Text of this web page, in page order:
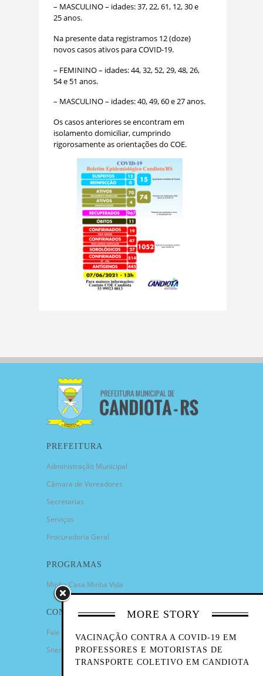
– MASCULINO – idades: 37, 22, 61, 12, 30 e
25 anos.
Na presente data registramos 12 (doze)
novos casos ativos para COVID-19.
– FEMININO – idades: 44, 32, 52, 29, 48, 26,
54 e 51 anos.
– MASCULINO – idades: 40, 49, 60 e 27 anos.
Os casos anteriores se encontram em
isolamento domiciliar, cumprindo
rigorosamente as orientações do COE.
MORE STORY
VACINAÇÃO CONTRA A COVID-19 EM
PROFESSORES E MOTORISTAS DE
TRANSPORTE COLETIVO EM CANDIOTA
PREFEITURA
Administração Municipal
Câmara de Vereadores
Secretarias
Serviços
Procuradoria Geral
PROGRAMAS
Minha Casa Minha Vida
CONTATO
Fale Conosco
Sitemap